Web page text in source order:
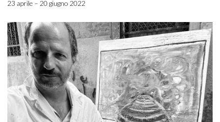
23 aprile – 20 giugno 2022